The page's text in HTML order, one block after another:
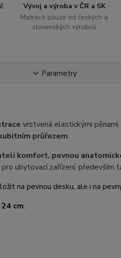
Vývoj a výroba v ČR a SK
Matrace pouze od českých a
slovenských výrobců
Parametry
vrstvená elastickými
průřezem.
komfort, pevnou
ubytovací zařízení,
na pevnou desku, ale i na
24cm.